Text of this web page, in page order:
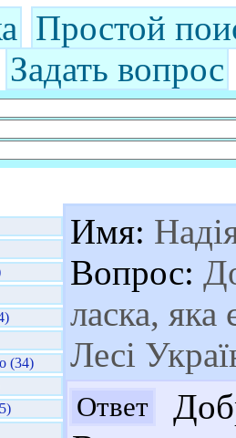
Простой
Задать вопрос
(34)
Имя:
Вопрос:
ласка, яка
Лесі
Ответ